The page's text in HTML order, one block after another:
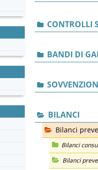
CONTROLLI
BANDI DI
BILANCI
Bilanci
Bilanci
Bilanci